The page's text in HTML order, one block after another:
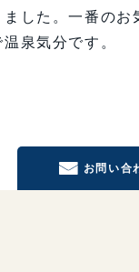
した。一番のお
泉気分です。
お問い合